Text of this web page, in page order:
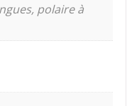
polaire à